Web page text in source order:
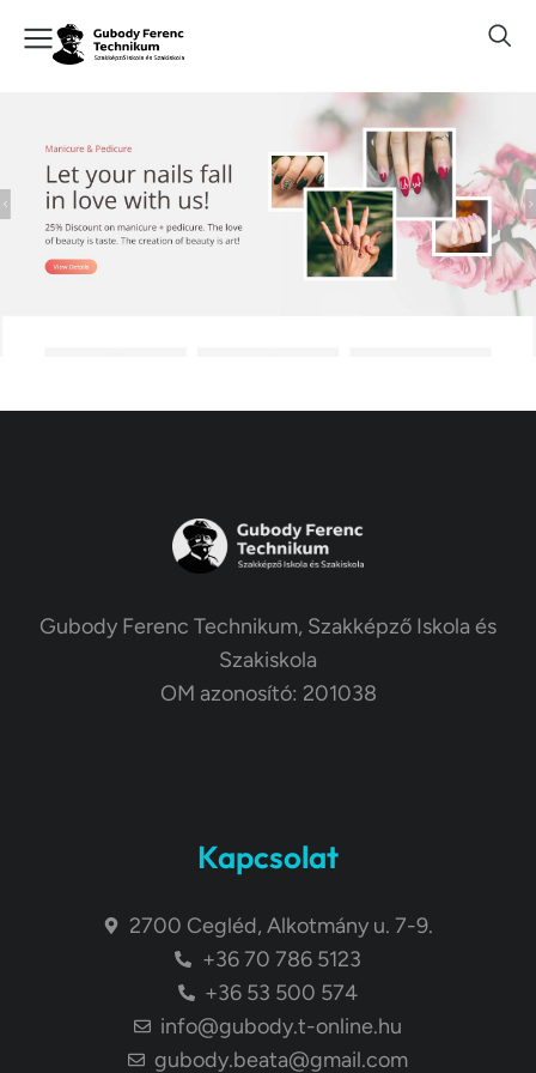
Gubody Ferenc Technikum, Szakképző Iskola és
Szakiskola
OM azonosító: 201038
Kapcsolat
2700 Cegléd, Alkotmány u. 7-9.
+36 70 786 5123
+36 53 500 574
info@gubody.t-online.hu
gubody.beata@gmail.com